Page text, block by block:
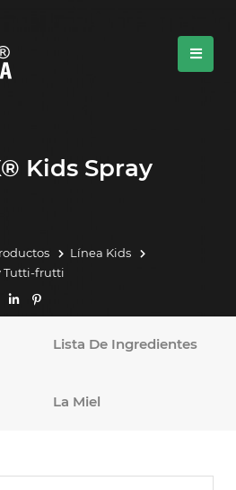
Kids Spray
Línea Kids
Tutti-frutti
Lista De Ingredientes
La Miel